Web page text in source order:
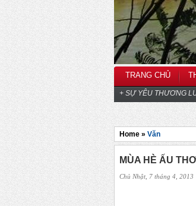
TRANG CHỦ
+ SỰ YÊU THƯƠNG
Home » Văn
MÙA HÈ ẤU
Chủ Nhật, 7 tháng 4, 2013